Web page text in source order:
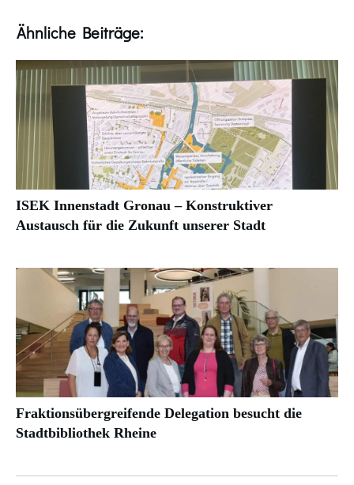
Ähnliche Beiträge:
ISEK Innenstadt Gronau – Konstruktiver
Austausch für die Zukunft unserer Stadt
Fraktionsübergreifende Delegation besucht die
Stadtbibliothek Rheine